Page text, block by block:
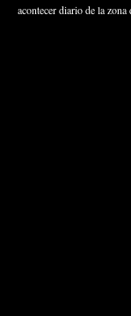
acontecer diario de la